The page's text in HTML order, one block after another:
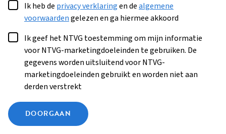
Ik heb de privacy verklaringen dealgemene
voorwaardengelezen en ga hiermee akkoord
Ik geef het NTVG toestemming om mijn informatie
voor NTVG-marketingdoeleinden te gebruiken. De
gegevens worden uitsluitend voor NTVG-
marketingdoeleinden gebruikt en worden niet aan
derden verstrekt
DOORGAAN